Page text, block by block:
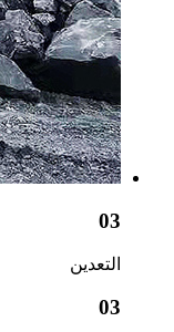
03
التعدين
03